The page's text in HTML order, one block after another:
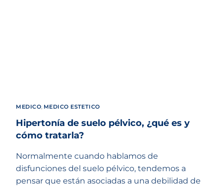
MEDICO, MEDICO ESTETICO
Hipertonía de suelo pélvico, ¿qué es y
cómo tratarla?
Normalmente cuando hablamos de
disfunciones del suelo pélvico, tendemos a
pensar que están asociadas a una debilidad de